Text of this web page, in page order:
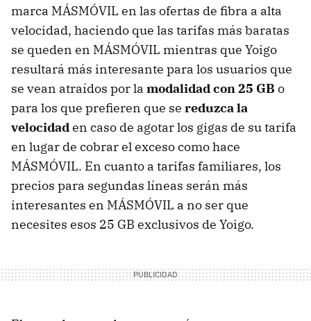
marca MÁSMÓVIL en las ofertas de fibra a alta
velocidad, haciendo que las tarifas más baratas
se queden en MÁSMÓVIL mientras que Yoigo
resultará más interesante para los usuarios que
se vean atraídos por la modalidad con 25 GB o
para los que prefieren que se reduzca la
velocidaden caso de agotar los gigas de su tarifa
en lugar de cobrar el exceso como hace
MÁSMÓVIL. En cuanto a tarifas familiares, los
precios para segundas líneas serán más
interesantes en MÁSMÓVIL a no ser que
necesites esos 25 GB exclusivos de Yoigo.